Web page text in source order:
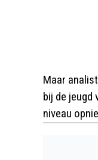
Maar
bij de jeugd
niveau